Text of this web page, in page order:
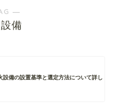
―
備
備の設置基準と選定方法について詳し